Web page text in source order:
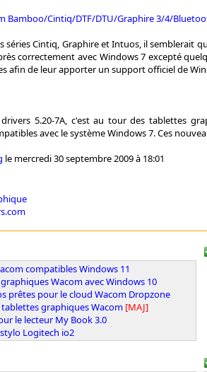
Bamboo/Cintiq/DTF/DTU/Graphire 3/4/
séries Cintiq, Graphire et Intuos, il semblerait
correctement avec Windows 7 excepté
afin de leur apporter un support officiel de
5.20-7A, c'est au tour des tablettes
avec le système Windows 7. Ces
le mercredi 30 septembre 2009 à 18:01
compatibles Windows 11
Wacom avec Windows 10
prêtes pour le cloud Wacom Dropzone
graphiques Wacom [MAJ]
le lecteur My Book 3.0
Logitech io2